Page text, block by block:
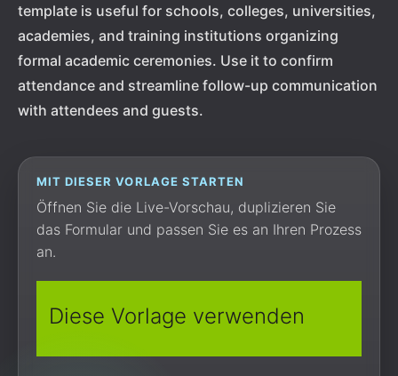
template is useful for schools, colleges, universities,
academies, and training institutions organizing
formal academic ceremonies. Use it to confirm
attendance and streamline follow-up communication
with attendees and guests.
MIT DIESER VORLAGE STARTEN
Öffnen Sie die Live-Vorschau, duplizieren Sie
das Formular und passen Sie es an Ihren Prozess
an.
Diese Vorlage verwenden